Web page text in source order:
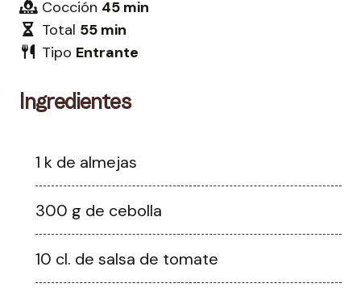
Cocción 45 min
Total 55 min
Tipo Entrante
Ingredientes
1 k de almejas
300 g de cebolla
10 cl. de salsa de tomate